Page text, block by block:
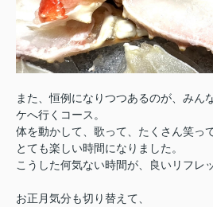
また、恒例になりつつあるのが、みん
ケへ行くコース。
体を動かして、歌って、たくさん笑って
とても楽しい時間になりました。
こうした何気ない時間が、良いリフレ
お正月気分も切り替えて、